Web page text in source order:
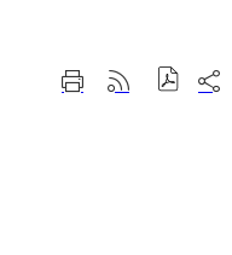
ImprimerGénérer
sur